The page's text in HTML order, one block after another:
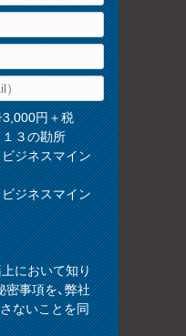
3,000円＋税
３の勘所
ジネスマイン
ジネスマイン
において知り
密事項を、弊社
ないことを同